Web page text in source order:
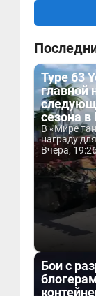
Type 63
главной
сезона
В «Мире
награду
Вчера,
Бои с